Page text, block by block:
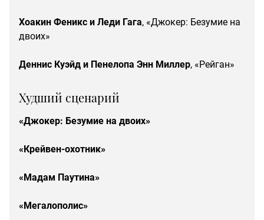
Хоакин Феникс и Леди Гага, «Джокер: Безумие на
двоих»
Деннис Куэйд и Пенелопа Энн Миллер, «Рейган»
Худший сценарий
«Джокер: Безумие на двоих»
«Крейвен-охотник»
«Мадам Паутина»
«Мегалополис»